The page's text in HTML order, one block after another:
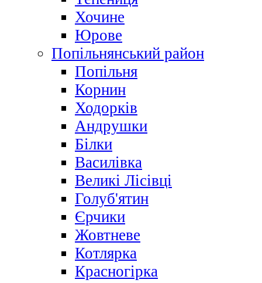
Хочине
Юрове
Попільнянський район
Попільня
Корнин
Ходорків
Андрушки
Білки
Василівка
Великі Лісівці
Голуб'ятин
Єрчики
Жовтневе
Котлярка
Красногірка